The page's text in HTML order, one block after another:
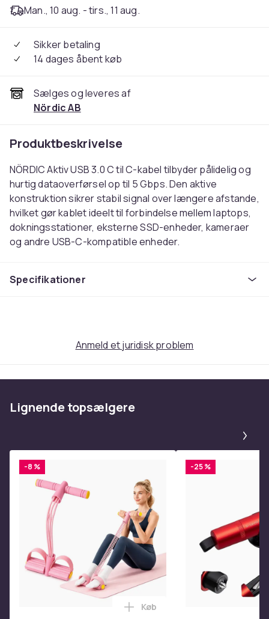
Man., 10 aug. - tirs., 11 aug.
Sikker betaling
14 dages åbent køb
Sælges og leveres af
Nördic AB
Produktbeskrivelse
NÖRDIC Aktiv USB 3.0 C til C-kabel tilbyder pålidelig og
hurtig dataoverførsel op til 5 Gbps. Den aktive
konstruktion sikrer stabil signal over længere afstande,
hvilket gør kablet ideelt til forbindelse mellem laptops,
dokningsstationer, eksterne SSD-enheder, kameraer
og andre USB-C-kompatible enheder.
Kompatibilitet: laptops, dokningsstationer, SSD,
Farve: Sort
Aktivt kabel, der bevarer stabil signal over lange
dataoverførsel
Langt kabel til fleksible installationsmuligheder
Robust og fleksibelt design for lang levetid
1× NÖRDIC USB 3.0 C til C-kabel
Farve
Sort
Vægt, gram
Specifikationer
Anmeld et juridisk problem
Lignende topsælgere
-8 %
Læg Mavetræner,6-rørs
Køb
-25 %